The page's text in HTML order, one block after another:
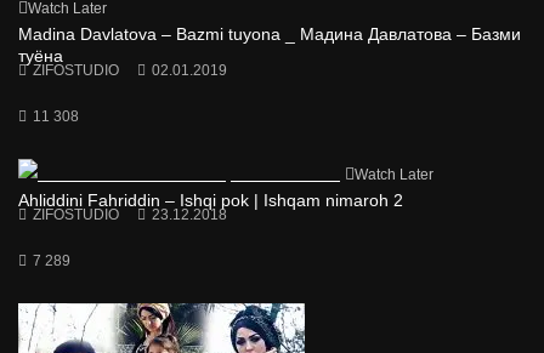
Watch Later
Madina Davlatova – Bazmi tuyona _ Мадина Давлатова – Базми
туёна
ZIFOSTUDIO 02.01.2019
11 308
Watch Later
Ahliddini Fahriddin – Ishqi pok | Ishqam nimaroh 2
ZIFOSTUDIO 23.12.2018
7 289